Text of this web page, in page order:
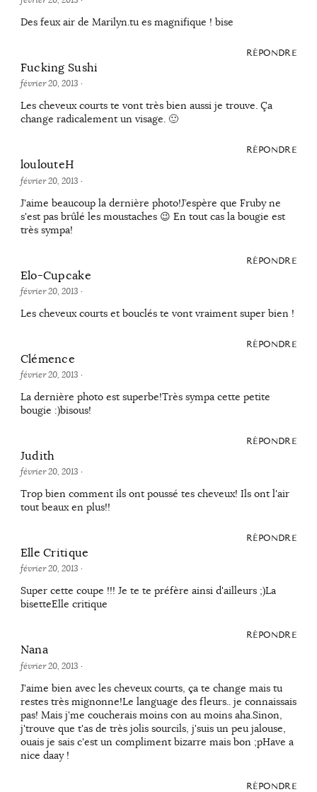
Des feux air de Marilyn.tu es magnifique ! bise
RÉPONDRE
Fucking Sushi
février 20, 2013 ·
Les cheveux courts te vont très bien aussi je trouve. Ça
change radicalement un visage. 🙂
RÉPONDRE
loulouteH
février 20, 2013 ·
J'aime beaucoup la dernière photo!J’espère que Fruby ne
s'est pas brûlé les moustaches 😉 En tout cas la bougie est
très sympa!
RÉPONDRE
Elo-Cupcake
février 20, 2013 ·
Les cheveux courts et bouclés te vont vraiment super bien !
RÉPONDRE
Clémence
février 20, 2013 ·
La dernière photo est superbe!Très sympa cette petite
bougie :)bisous!
RÉPONDRE
Judith
février 20, 2013 ·
Trop bien comment ils ont poussé tes cheveux! Ils ont l'air
tout beaux en plus!!
RÉPONDRE
Elle Critique
février 20, 2013 ·
Super cette coupe !!! Je te te préfère ainsi d'ailleurs ;)La
bisetteElle critique
RÉPONDRE
Nana
février 20, 2013 ·
J'aime bien avec les cheveux courts, ça te change mais tu
restes très mignonne!Le language des fleurs.. je connaissais
pas! Mais j'me coucherais moins con au moins aha.Sinon,
j'trouve que t'as de très jolis sourcils, j'suis un peu jalouse,
ouais je sais c'est un compliment bizarre mais bon ;pHave a
nice daay !
RÉPONDRE